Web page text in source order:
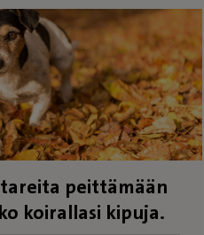
peittämään
koirallasi kipuja.